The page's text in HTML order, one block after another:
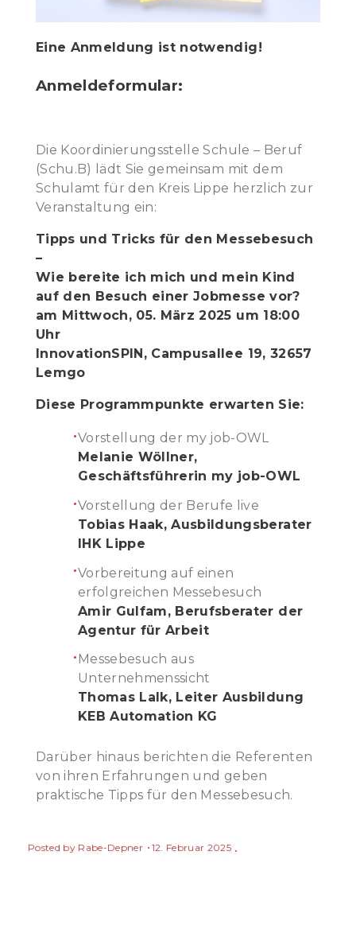
Eine Anmeldung ist notwendig!
Anmeldeformular:
Die Koordinierungsstelle Schule – Beruf
(Schu.B) lädt Sie gemeinsam mit dem
Schulamt für den Kreis Lippe herzlich zur
Veranstaltung ein:
Tipps und Tricks für den Messebesuch
–
Wie bereite ich mich und mein Kind
auf den Besuch einer Jobmesse vor?
am Mittwoch, 05. März 2025 um 18:00
Uhr
InnovationSPIN, Campusallee 19, 32657
Lemgo
Diese Programmpunkte erwarten Sie:
Vorstellung der my job-OWL
Melanie Wöllner,
Geschäftsführerin my job-OWL
Vorstellung der Berufe live
Tobias Haak, Ausbildungsberater
IHK Lippe
Vorbereitung auf einen
erfolgreichen Messebesuch
Amir Gulfam, Berufsberater der
Agentur für Arbeit
Messebesuch aus
Unternehmenssicht
Thomas Lalk, Leiter Ausbildung
KEB Automation KG
Darüber hinaus berichten die Referenten
von ihren Erfahrungen und geben
praktische Tipps für den Messebesuch.
Posted by Rabe-Depner 12. Februar 2025